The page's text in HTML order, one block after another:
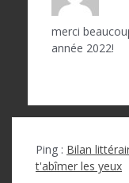
merci
année 2022!
Ping : Bilan
t'abîmer les yeux